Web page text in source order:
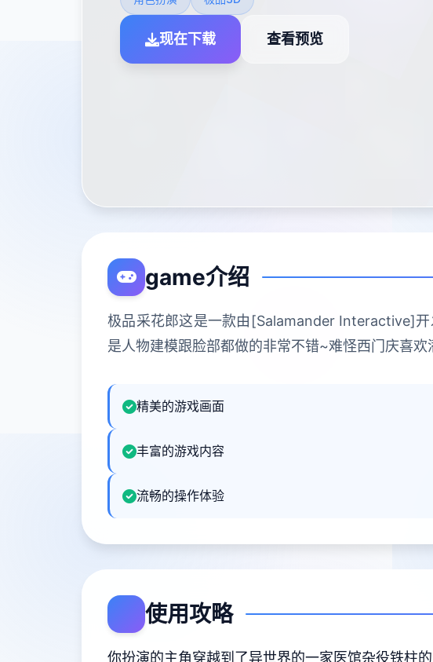
现在下载 查看预览
game介绍
极品采花郎这是一款由[Salamander Interactive]
是人物建模跟脸部都做的非常不错~难怪西门庆喜
精美的游戏画面
丰富的游戏内容
流畅的操作体验
使用攻略
你扮演的主角穿越到了异世界的一家医馆杂役铁柱的